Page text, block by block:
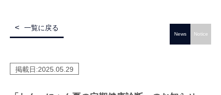
一覧に戻る
News Notice
掲載日:2025.05.29